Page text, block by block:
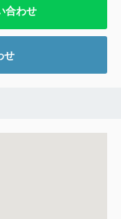
合わせ
せ